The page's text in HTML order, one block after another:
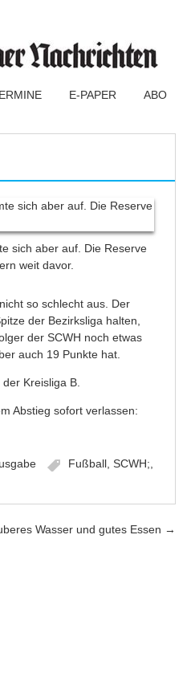
E-PAPER ABO
sich aber auf. Die Reserve
weit davor.
so schlecht aus. Der
der Bezirksliga halten,
der SCWH noch etwas
auch 19 Punkte hat.
Kreisliga B.
Abstieg sofort verlassen:
Fußball, SCWH;
Wasser und gutes Essen →